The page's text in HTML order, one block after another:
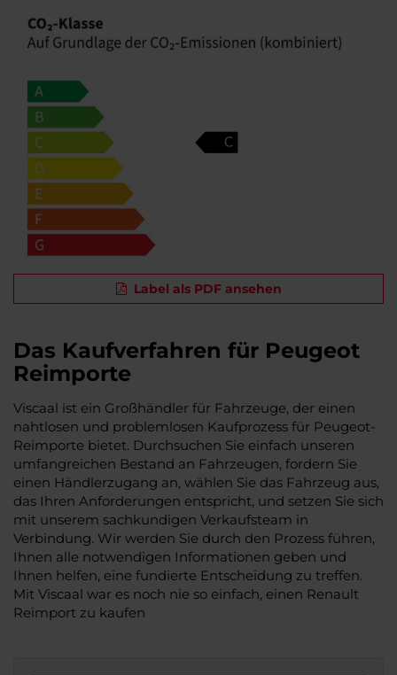
Label als PDF ansehen
Das Kaufverfahren für Peugeot
Reimporte
Viscaal ist ein Großhändler für Fahrzeuge, der einen
nahtlosen und problemlosen Kaufprozess für Peugeot-
Reimporte bietet. Durchsuchen Sie einfach unseren
umfangreichen Bestand an Fahrzeugen, fordern Sie
einen Händlerzugang an, wählen Sie das Fahrzeug aus,
das Ihren Anforderungen entspricht, und setzen Sie sich
mit unserem sachkundigen Verkaufsteam in
Verbindung. Wir werden Sie durch den Prozess führen,
Ihnen alle notwendigen Informationen geben und
Ihnen helfen, eine fundierte Entscheidung zu treffen.
Mit Viscaal war es noch nie so einfach, einen Renault
Reimport zu kaufen